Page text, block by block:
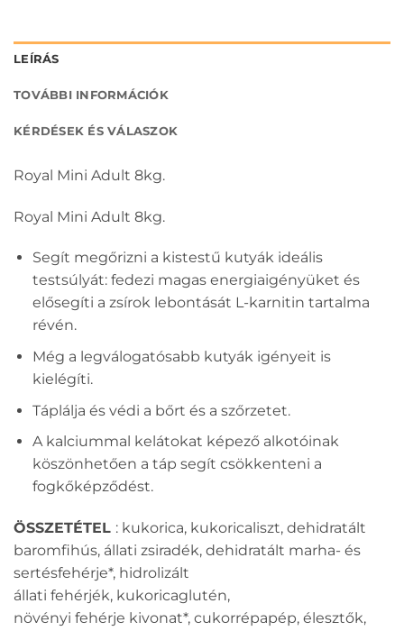
LEÍRÁS
TOVÁBBI INFORMÁCIÓK
KÉRDÉSEK ÉS VÁLASZOK
Royal Mini Adult 8kg.
Royal Mini Adult 8kg.
Segít megőrizni a kistestű kutyák ideális
testsúlyát: fedezi magas energiaigényüket és
elősegíti a zsírok lebontását L-karnitin tartalma
révén.
Még a legválogatósabb kutyák igényeit is
kielégíti.
Táplálja és védi a bőrt és a szőrzetet.
A kalciummal kelátokat képező alkotóinak
köszönhetően a táp segít csökkenteni a
fogkőképződést.
ÖSSZETÉTEL : kukorica, kukoricaliszt, dehidratált
baromfihús, állati zsiradék, dehidratált marha- és
sertésfehérje*, hidrolizált
állati fehérjék, kukoricaglutén,
növényi fehérje kivonat*, cukorrépapép, élesztők,